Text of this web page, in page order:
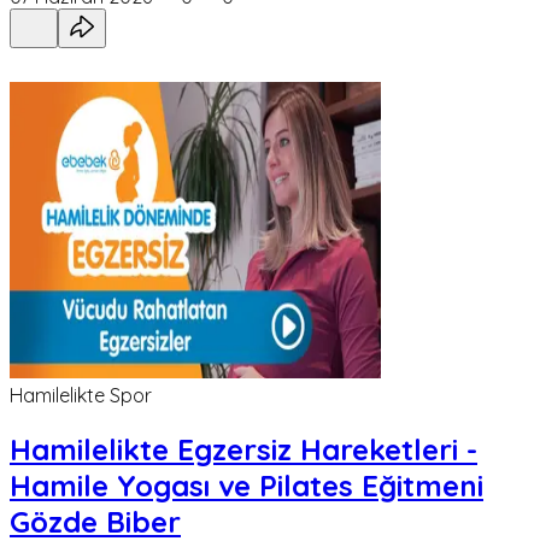
Hamilelikte Spor
Hamilelikte Egzersiz Hareketleri -
Hamile Yogası ve Pilates Eğitmeni
Gözde Biber